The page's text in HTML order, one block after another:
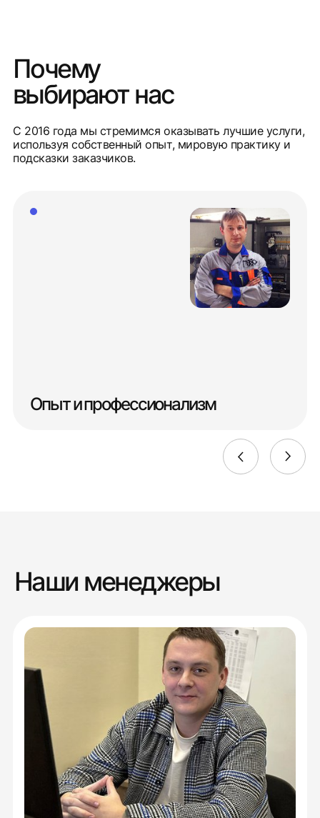
Почему
выбирают нас
С 2016 года мы стремимся оказывать лучшие услуги,
используя собственный опыт, мировую практику и
подсказки заказчиков.
Опыт и профессионализм
Наши менеджеры